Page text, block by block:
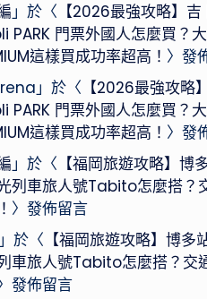
」於〈 【2026最強攻略】
PARK 門票外國人怎麼買？
這樣買成功率超高！ 〉發
」於〈 【2026最強攻略
PARK 門票外國人怎麼買？
這樣買成功率超高！ 〉發
」於〈 【福岡旅遊攻略】博
列車旅人號Tabito怎麼搭？
〉發佈留言
」於〈 【福岡旅遊攻略】博多
車旅人號Tabito怎麼搭？交
發佈留言